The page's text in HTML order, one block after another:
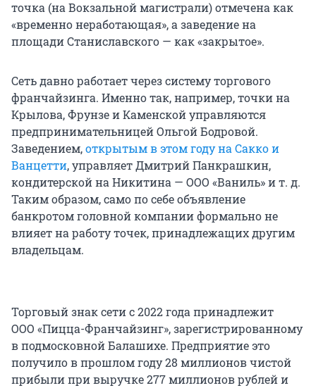
точка (на Вокзальной магистрали) отмечена как
«временно неработающая», а заведение на
площади Станиславского — как «закрытое».
Сеть давно работает через систему торгового
франчайзинга. Именно так, например, точки на
Крылова, Фрунзе и Каменской управляются
предпринимательницей Ольгой Бодровой.
Заведением,открытым в этом году на Сакко и
Ванцетти, управляет Дмитрий Панкрашкин,
кондитерской на Никитина — ООО «Ваниль»и т. д.
Таким образом, само по себе объявление
банкротом головной компании формально не
влияет на работу точек, принадлежащих другим
владельцам.
Торговый знак сети с 2022 года принадлежит
ООО «Пицца-Франчайзинг», зарегистрированному
в подмосковной Балашихе. Предприятие это
получило в прошлом году 28 миллионов чистой
прибыли при выручке 277 миллионов рублей и